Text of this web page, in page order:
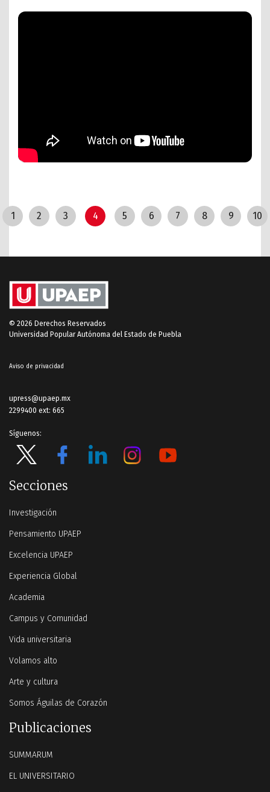
1 2 3 4 5 6 7 8 9 10
© 2026 Derechos Reservados
Universidad Popular Autónoma del Estado de Puebla
Aviso de privacidad
upress@upaep.mx
2299400 ext: 665
Síguenos:
Secciones
Investigación
Pensamiento UPAEP
Excelencia UPAEP
Experiencia Global
Academia
Campus y Comunidad
Vida universitaria
Volamos alto
Arte y cultura
Somos Águilas de Corazón
Publicaciones
SUMMARUM
EL UNIVERSITARIO